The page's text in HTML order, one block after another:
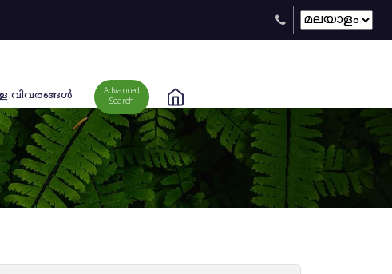
വിവരങ്ങള്‍
Advanced
Search